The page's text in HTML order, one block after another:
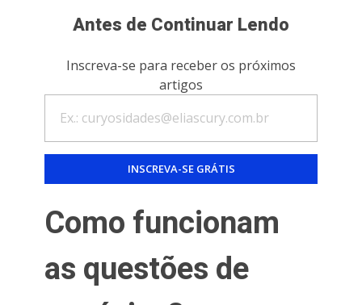
Antes de Continuar Lendo
Inscreva-se para receber os próximos
artigos
Como funcionam
as questões de